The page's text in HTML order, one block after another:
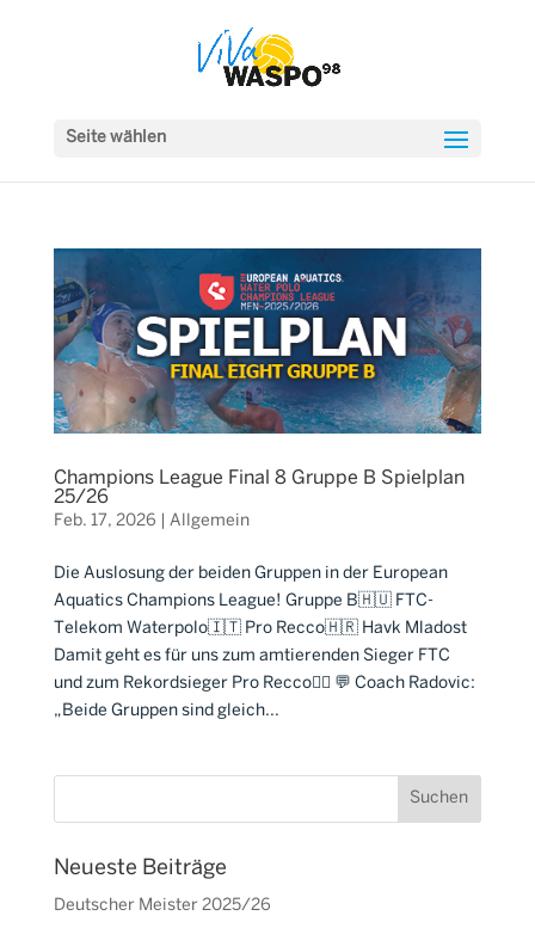
Seite wählen
Champions League Final 8 Gruppe B Spielplan
25/26
Feb. 17, 2026 Allgemein
Die Auslosung der beiden Gruppen in der European
Aquatics Champions League! Gruppe B🇭🇺 FTC-
Telekom Waterpolo🇮🇹 Pro Recco🇭🇷 Havk Mladost
Damit geht es für uns zum amtierenden Sieger FTC
und zum Rekordsieger Pro Recco🤽‍♂️ 💬 Coach Radovic:
„Beide Gruppen sind gleich...
Neueste Beiträge
Deutscher Meister 2025/26